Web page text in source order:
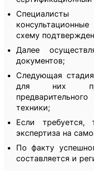
схему
Далее
документов;
Следующая
для них
техники;
Если
экспертиза на
По факту
составляется и